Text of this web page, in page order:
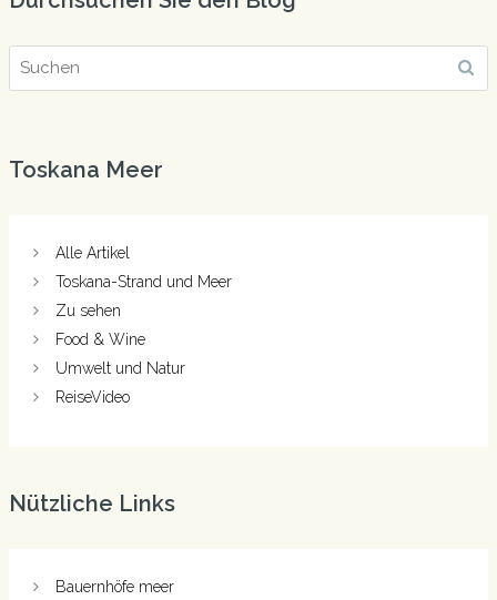
Toskana Meer
Alle Artikel
Toskana-Strand und Meer
Zu sehen
Food & Wine
Umwelt und Natur
ReiseVideo
Nützliche Links
Bauernhöfe meer